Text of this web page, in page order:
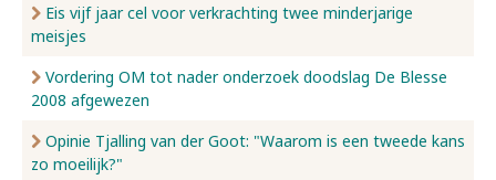
Eis vijf jaar cel voor verkrachting twee minderjarige
meisjes
Vordering OM tot nader onderzoek doodslag De Blesse
2008 afgewezen
Opinie Tjalling van der Goot: "Waarom is een tweede kans
zo moeilijk?"